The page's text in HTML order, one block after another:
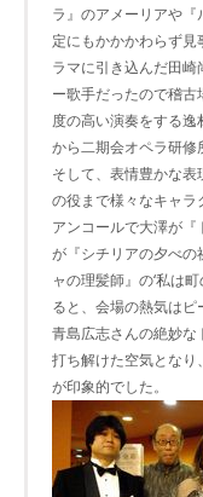
ラ』のアメーリアや
定にもかかかわらず
ラマに引き込んだ田
ー歌手だったので稽
度の高い演奏をする
から二期会オペラ研修
そして、表情豊かな
の役まで様々なキャラ
アンコールで大澤が『
が『シチリアの夕べの
ャの理髪師』の‘私は
ると、会場の熱気はピ
青島広志さんの絶妙な
打ち解けた空気とな
が印象的でした。